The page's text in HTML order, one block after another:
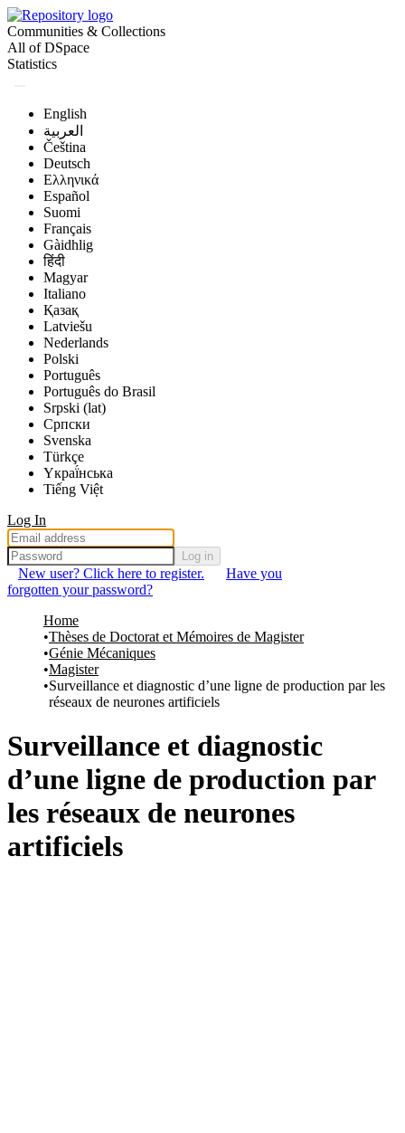
Communities & Collections
All of DSpace
Statistics
English
العربية
Čeština
Deutsch
Ελληνικά
Español
Suomi
Français
Gàidhlig
हिंदी
Magyar
Italiano
Қазақ
Latviešu
Nederlands
Polski
Português
Português do Brasil
Srpski (lat)
Српски
Svenska
Türkçe
Yкраї́нська
Tiếng Việt
Log In
Log in
New user? Click here to register.
Have you
forgotten your password?
Home
Thèses de Doctorat et Mémoires de Magister
Génie Mécaniques
Magister
Surveillance et diagnostic d’une ligne de production par les
réseaux de neurones artificiels
Surveillance et diagnostic
d’une ligne de production par
les réseaux de neurones
artificiels